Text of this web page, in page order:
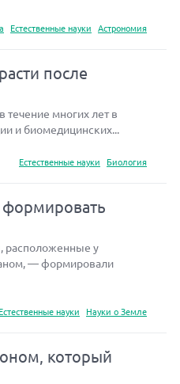
Естественные науки Астрономия
после
многих лет в
и биомедицинских...
Естественные науки
Биология
формировать
расположенные у
— формировали
Естественные науки
Науки о Земле
который